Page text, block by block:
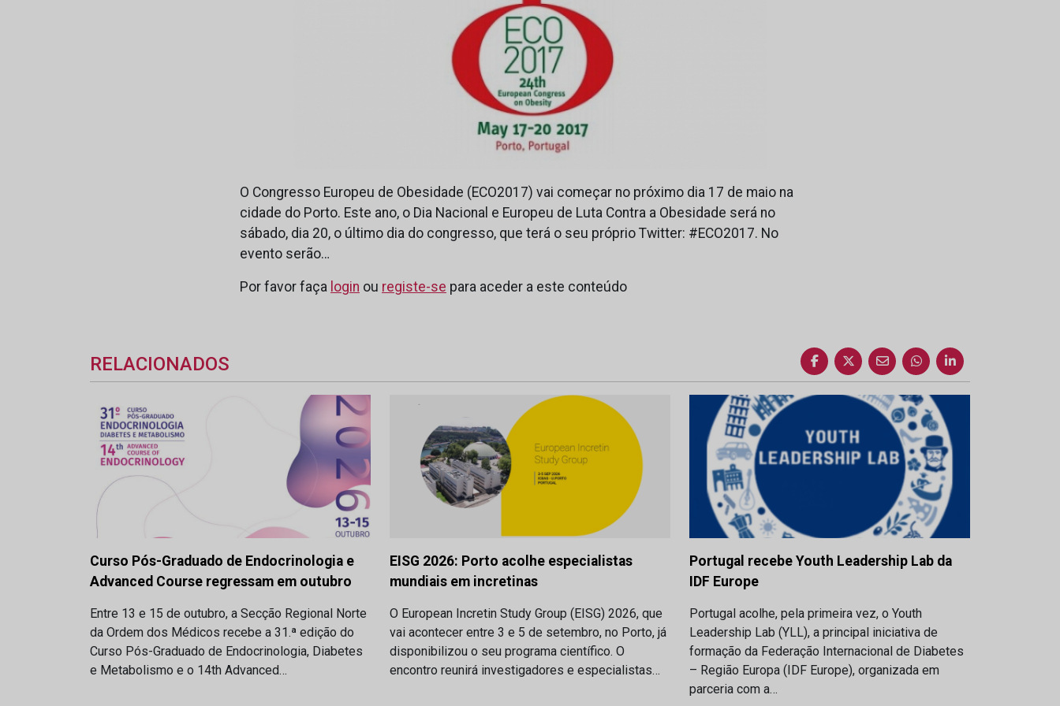
O Congresso Europeu de Obesidade (ECO2017) vai começar no próximo dia 17 de maio na
cidade do Porto. Este ano, o Dia Nacional e Europeu de Luta Contra a Obesidade será no
sábado, dia 20, o último dia do congresso, que terá o seu próprio Twitter: #ECO2017. No
evento serão…
Por favor faça login ou registe-se para aceder a este conteúdo
RELACIONADOS
Curso Pós-Graduado de Endocrinologia e
Advanced Course regressam em outubro
Entre 13 e 15 de outubro, a Secção Regional Norte
da Ordem dos Médicos recebe a 31.ª edição do
Curso Pós-Graduado de Endocrinologia, Diabetes
e Metabolismo e o 14th Advanced…
EISG 2026: Porto acolhe especialistas
mundiais em incretinas
O European Incretin Study Group (EISG) 2026, que
vai acontecer entre 3 e 5 de setembro, no Porto, já
disponibilizou o seu programa científico. O
encontro reunirá investigadores e especialistas…
Portugal recebe Youth Leadership Lab da
IDF Europe
Portugal acolhe, pela primeira vez, o Youth
Leadership Lab (YLL), a principal iniciativa de
formação da Federação Internacional de Diabetes
– Região Europa (IDF Europe), organizada em
parceria com a…